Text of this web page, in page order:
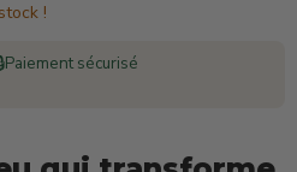
!
Paiement sécurisé